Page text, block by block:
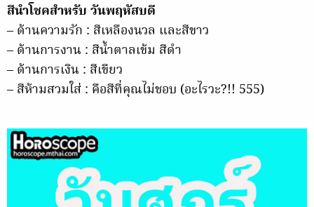
สีนำโชคสำหรับ วันพฤหัสบดี
– ด้านความรัก : สีเหลืองนวล และสีขาว
– ด้านการงาน : สีน้ำตาลเข้ม สีดำ
– ด้านการเงิน : สีเขียว
– สีห้ามสวมใส่ : คือสีที่คุณไม่ชอบ (อะไรวะ?!! 555)